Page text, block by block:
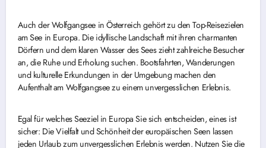
Auch der Wolfgangsee in Österreich gehört zu den Top-Reisezielen
am See in Europa. Die idyllische Landschaft mit ihren charmanten
Dörfern und dem klaren Wasser des Sees zieht zahlreiche Besucher
an, die Ruhe und Erholung suchen. Bootsfahrten, Wanderungen
und kulturelle Erkundungen in der Umgebung machen den
Aufenthalt am Wolfgangsee zu einem unvergesslichen Erlebnis.
Egal für welches Seeziel in Europa Sie sich entscheiden, eines ist
sicher: Die Vielfalt und Schönheit der europäischen Seen lassen
jeden Urlaub zum unvergesslichen Erlebnis werden. Nutzen Sie die